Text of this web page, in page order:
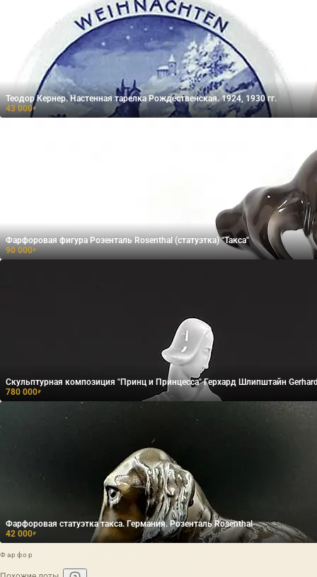
Теодор Кернер. Настенная тарелка Рождественская. 1924, 1930 гг.
43 000₽
Фарфоровая фигура Розенталь Rosenthal (статуэтка) "Такса"
90 000₽
Скульптурная композиция "Принц и Принцесса" Герхард Шлипштайн
780 000₽
Фарфоровая статуэтка такса. Германия. Розенталь Rosenthal
42 000₽
Фарфор